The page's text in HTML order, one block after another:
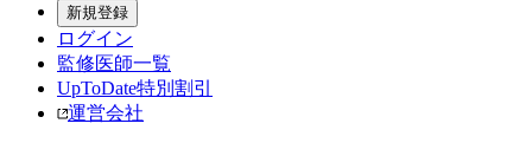
新規登録
ログイン
監修医師一覧
UpToDate特別割引
運営会社